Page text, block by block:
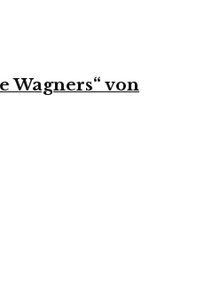
Wagners“ von